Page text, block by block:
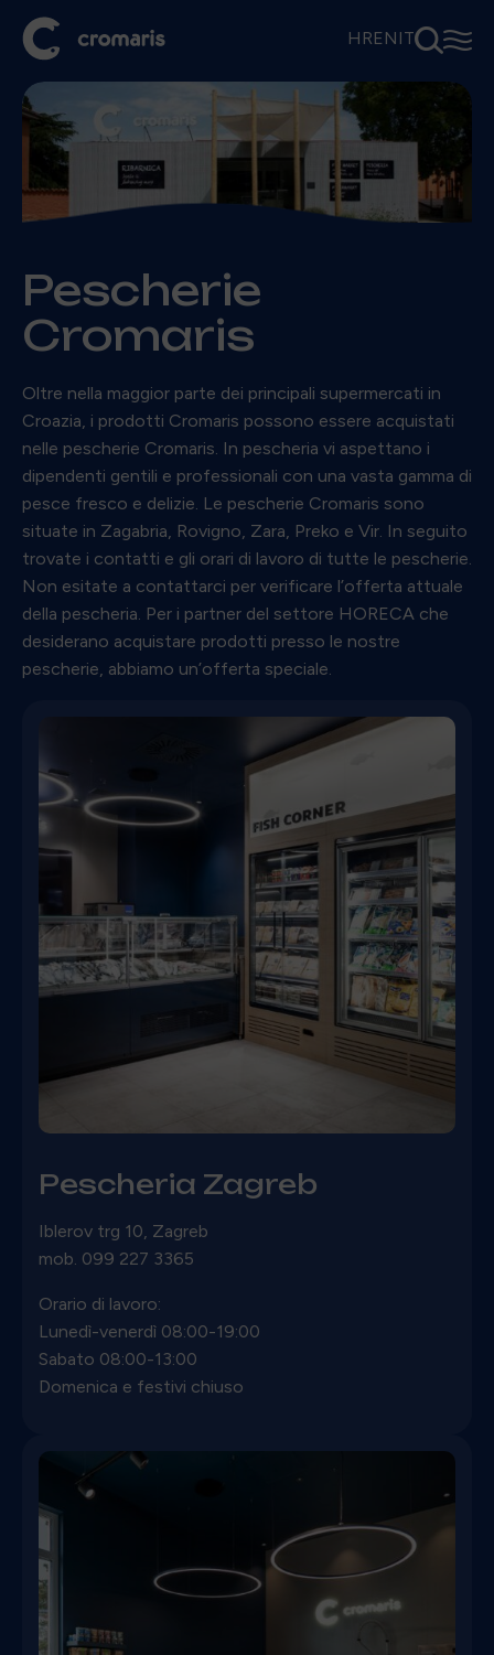
HREN IT⚲☰
Pescherie
Cromaris
Oltre nella maggior parte dei principali supermercati in
Croazia, i prodotti Cromaris possono essere acquistati
nelle pescherie Cromaris. In pescheria vi aspettano i
dipendenti gentili e professionali con una vasta gamma di
pesce fresco e delizie. Le pescherie Cromaris sono
situate in Zagabria, Rovigno, Zara, Preko e Vir. In seguito
trovate i contatti e gli orari di lavoro di tutte le pescherie.
Non esitate a contattarci per verificare l’offerta attuale
della pescheria. Per i partner del settore HORECA che
desiderano acquistare prodotti presso le nostre
pescherie, abbiamo un’offerta speciale.
Pescheria Zagreb
Iblerov trg 10, Zagreb
mob. 099 227 3365
Orario di lavoro:
Lunedì-venerdì 08:00-19:00
Sabato 08:00-13:00
Domenica e festivi chiuso